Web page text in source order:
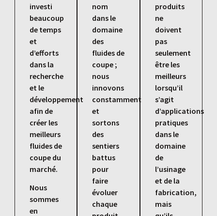
investi
beaucoup
de temps
et
d’efforts
dans la
recherche
et le
développement
afin de
créer les
meilleurs
fluides de
coupe du
marché.
Nous
sommes
en
nom
dans le
domaine
des
fluides de
coupe ;
nous
innovons
constamment
et
sortons
des
sentiers
battus
pour
faire
évoluer
chaque
produits
ne
doivent
pas
seulement
être les
meilleurs
lorsqu’il
s’agit
d’applications
pratiques
dans le
domaine
de
l’usinage
et de la
fabrication,
mais